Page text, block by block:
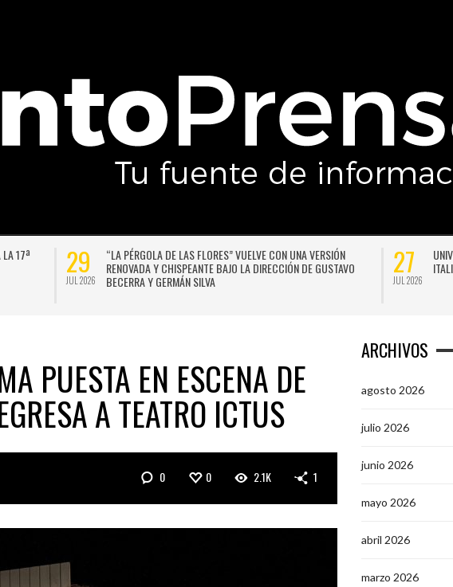
LA 17ª
29
JUL 2026
“LA PÉRGOLA DE LAS FLORES” VUELVE CON UNA VERSIÓN
RENOVADA Y CHISPEANTE BAJO LA DIRECCIÓN DE GUSTAVO
BECERRA Y GERMÁN SILVA
27
JUL 2026
PUESTA EN ESCENA DE
A TEATRO ICTUS
0 0 2.1K 1
ARCHIVOS
agosto 2026
julio 2026
junio 2026
mayo 2026
abril 2026
marzo 2026